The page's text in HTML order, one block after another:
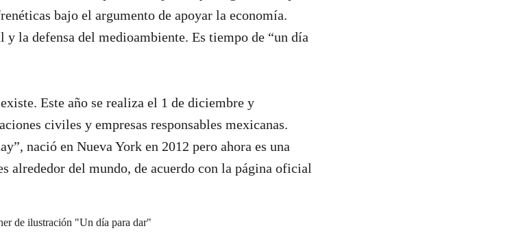
bajo el argumento de apoyar la economía.
la defensa del medioambiente. Es tiempo de “un día
Este año se realiza el 1 de diciembre y
civiles y empresas responsables mexicanas.
nació en Nueva York en 2012 pero ahora es una
alrededor del mundo, de acuerdo con la página oficial